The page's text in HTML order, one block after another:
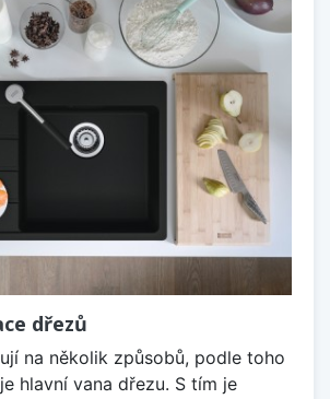
dřezů
na několik způsobů, podle toho
hlavní vana dřezu. S tím je